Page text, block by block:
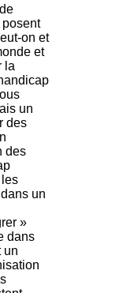
on et
et
la
un
des
des
un
»
dans
un